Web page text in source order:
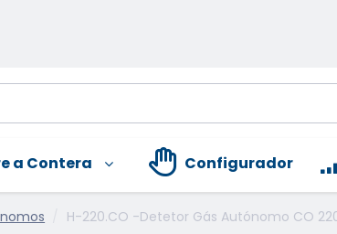
a Contera Configurador
H-220.CO -Detetor Gás Autónomo CO